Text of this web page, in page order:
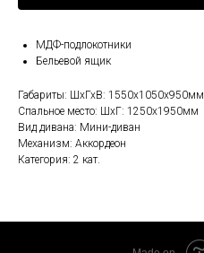
МДФ-подлокотники
Бельевой ящик
Габариты: ШхГхВ: 1550х1050х950мм
Спальное место: ШхГ: 1250х1950мм
Вид дивана: Мини-диван
Механизм: Аккордеон
Категория: 2 кат.